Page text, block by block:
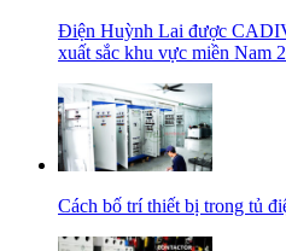
Điện Huỳnh Lai được
xuất sắc khu vực miền Nam
Cách bố trí thiết bị trong tủ